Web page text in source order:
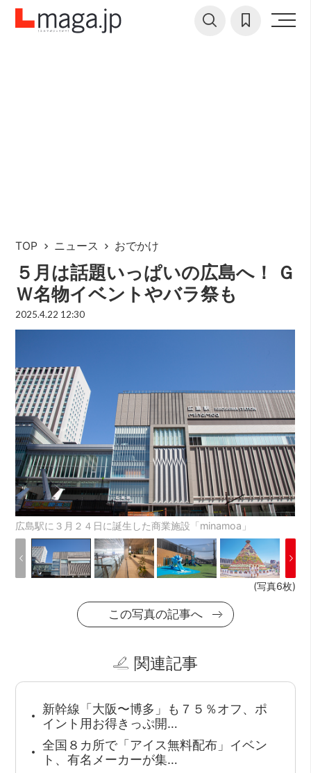
TOP ニュース おでかけ
５月は話題いっぱいの広島へ！ Ｇ
Ｗ名物イベントやバラ祭も
2025.4.22 12:30
広島駅に３月２４日に誕生した商業施設「minamoa」
(写真6枚)
この写真の記事へ
関連記事
新幹線「大阪〜博多」も７５％オフ、ポ
イント用お得きっぷ開…
全国８カ所で「アイス無料配布」イベン
ト、有名メーカーが集…